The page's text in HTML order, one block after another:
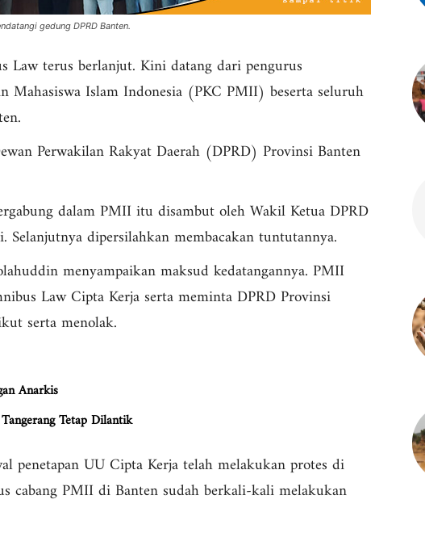
gedung DPRD Banten.
Law terus berlanjut. Kini datang dari pengurus
Mahasiswa Islam Indonesia (PKC PMII) beserta seluruh
Perwakilan Rakyat Daerah (DPRD) Provinsi Banten
dalam PMII itu disambut oleh Wakil Ketua DPRD
Selanjutnya dipersilahkan membacakan tuntutannya.
menyampaikan maksud kedatangannya. PMII
Law Cipta Kerja serta meminta DPRD Provinsi
serta menolak.
Anarkis
Tetap Dilantik
penetapan UU Cipta Kerja telah melakukan protes di
cabang PMII di Banten sudah berkali-kali melakukan